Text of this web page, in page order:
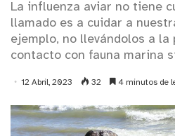
La influenza aviar no tiene
llamado es a cuidar a
ejemplo, no llevándolos a la
contacto con fauna marina
12 Abril, 2023 32 4 minutos de